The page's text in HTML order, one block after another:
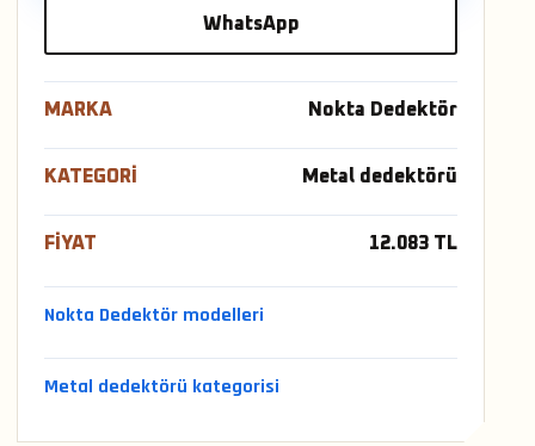
WhatsApp
MARKA Nokta Dedektör
KATEGORI Metal dedektörü
FIYAT 12.083 TL
Nokta Dedektör modelleri
Metal dedektörü kategorisi